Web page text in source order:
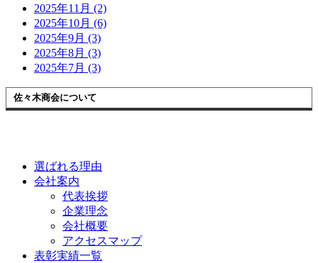
2025年11月 (2)
2025年10月 (6)
2025年9月 (3)
2025年8月 (3)
2025年7月 (3)
佐々木商会について
選ばれる理由
会社案内
代表挨拶
企業理念
会社概要
アクセスマップ
表彰実績一覧